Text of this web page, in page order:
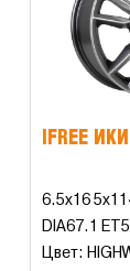
IFREE
6.5x16
DIA67.1
Цвет: